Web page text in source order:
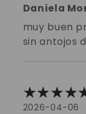
Daniela
muy buen
sin antojos
2026-04-06